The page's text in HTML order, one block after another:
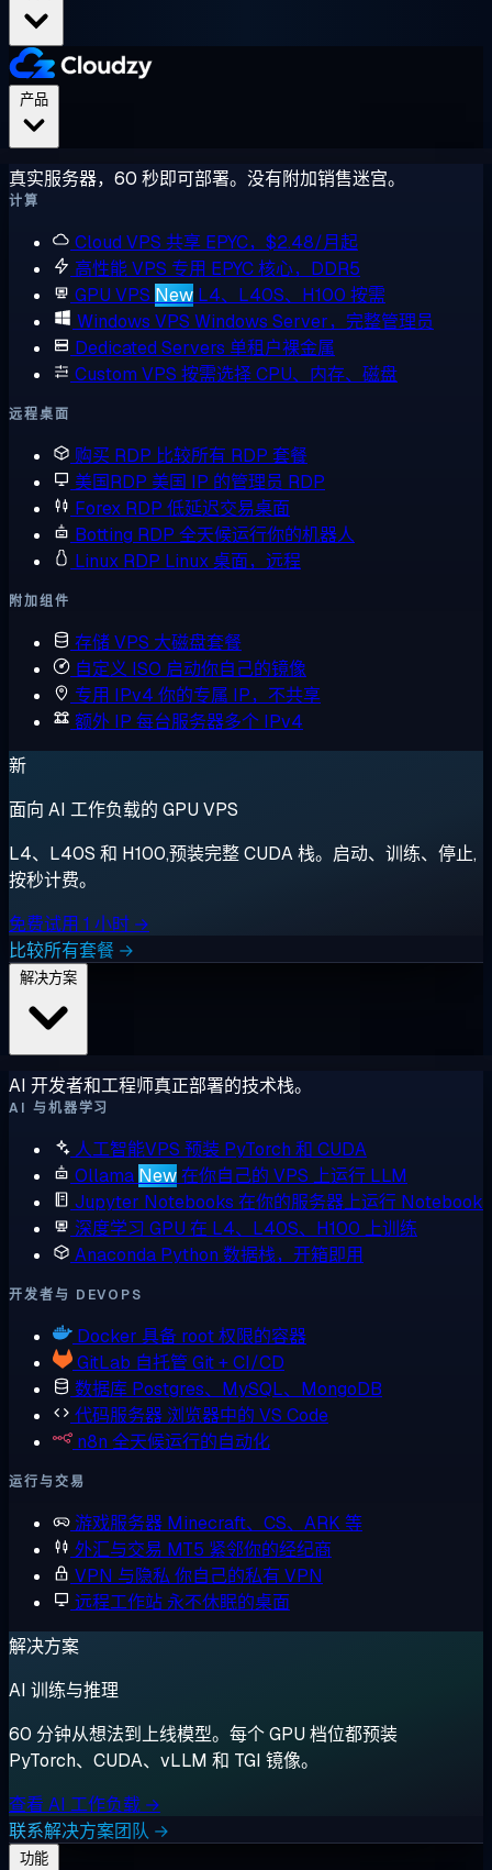
真实服务器，60 秒即可部署。没有附加销售迷宫。
计算
Cloud VPS 共享 EPYC，$2.48/月起
高性能 VPS 专用 EPYC 核心，DDR5
GPU VPS New L4、L40S、H100 按需
Windows VPS Windows Server，完整管理员
Dedicated Servers 单租户裸金属
Custom VPS 按需选择 CPU、内存、磁盘
远程桌面
购买 RDP 比较所有 RDP 套餐
美国RDP 美国 IP 的管理员 RDP
Forex RDP 低延迟交易桌面
Botting RDP 全天候运行你的机器人
Linux RDP Linux 桌面，远程
附加组件
存储 VPS 大磁盘套餐
自定义 ISO 启动你自己的镜像
专用 IPv4 你的专属 IP，不共享
额外 IP 每台服务器多个 IPv4
新
面向 AI 工作负载的 GPU VPS
L4、L40S 和 H100,预装完整 CUDA 栈。启动、训练、停止,
按秒计费。
免费试用 1 小时 →
比较所有套餐 →
AI 开发者和工程师真正部署的技术栈。
AI 与机器学习
人工智能VPS 预装 PyTorch 和 CUDA
Ollama New在你自己的 VPS 上运行 LLM
Jupyter Notebooks 在你的服务器上运行 Notebook
深度学习 GPU 在 L4、L40S、H100 上训练
Anaconda Python 数据栈，开箱即用
开发者与 DEVOPS
Docker 具备 root 权限的容器
GitLab 自托管 Git + CI/CD
数据库 Postgres、MySQL、MongoDB
代码服务器 浏览器中的 VS Code
n8n 全天候运行的自动化
运行与交易
游戏服务器 Minecraft、CS、ARK 等
外汇与交易 MT5 紧邻你的经纪商
VPN 与隐私 你自己的私有 VPN
远程工作站 永不休眠的桌面
解决方案
AI 训练与推理
60 分钟从想法到上线模型。每个 GPU 档位都预装
PyTorch、CUDA、vLLM 和 TGI 镜像。
查看 AI 工作负载 →
联系解决方案团队 →